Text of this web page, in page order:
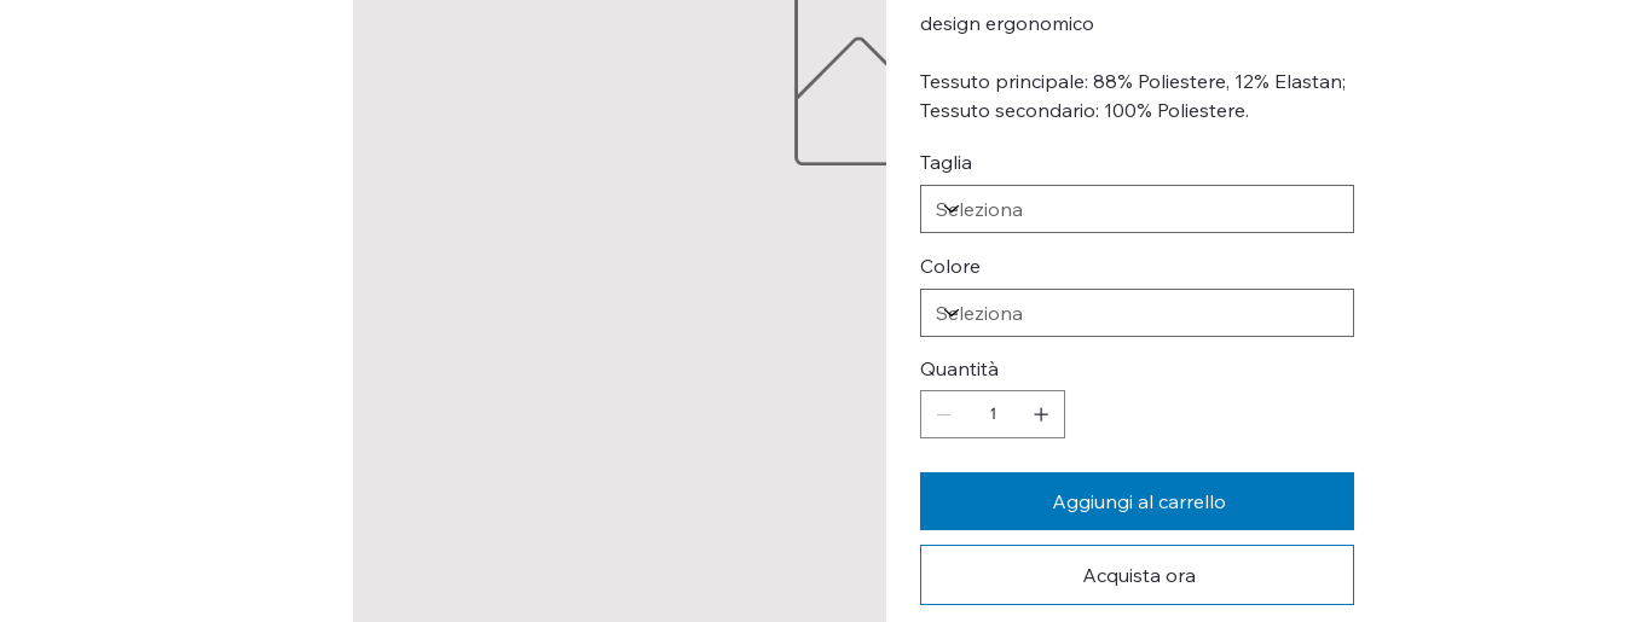
design ergonomico
Tessuto principale: 88% Poliestere, 12% Elastan;
Tessuto secondario: 100% Poliestere.
Taglia
Colore
Quantità
Aggiungi al carrello
Acquista ora